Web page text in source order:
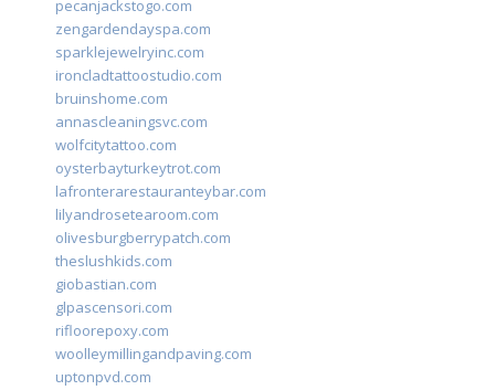
pecanjackstogo.com
zengardendayspa.com
sparklejewelryinc.com
ironcladtattoostudio.com
bruinshome.com
annascleaningsvc.com
wolfcitytattoo.com
oysterbayturkeytrot.com
lafronterarestauranteybar.com
lilyandrosetearoom.com
olivesburgberrypatch.com
theslushkids.com
giobastian.com
glpascensori.com
rifloorepoxy.com
woolleymillingandpaving.com
uptonpvd.com